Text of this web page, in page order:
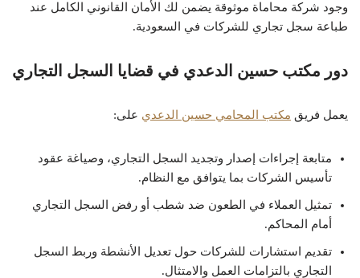
وجود شركة محاماة موثوقة يضمن لك الأمان القانوني الكامل عند
طباعة سجل تجاري للشركات في السعودية.
دور مكتب حسين الدعدي في قضايا السجل التجاري
يعمل فريق مكتب المحامي حسين الدعدي على:
متابعة إجراءات إصدار وتجديد السجل التجاري، وصياغة عقود
تأسيس الشركات بما يتوافق مع النظام.
تمثيل العملاء في الطعون ضد شطب أو رفض السجل التجاري
أمام المحاكم.
تقديم استشارات للشركات حول تعديل الأنشطة وربط السجل
التجاري بالتزامات العمل والامتثال.